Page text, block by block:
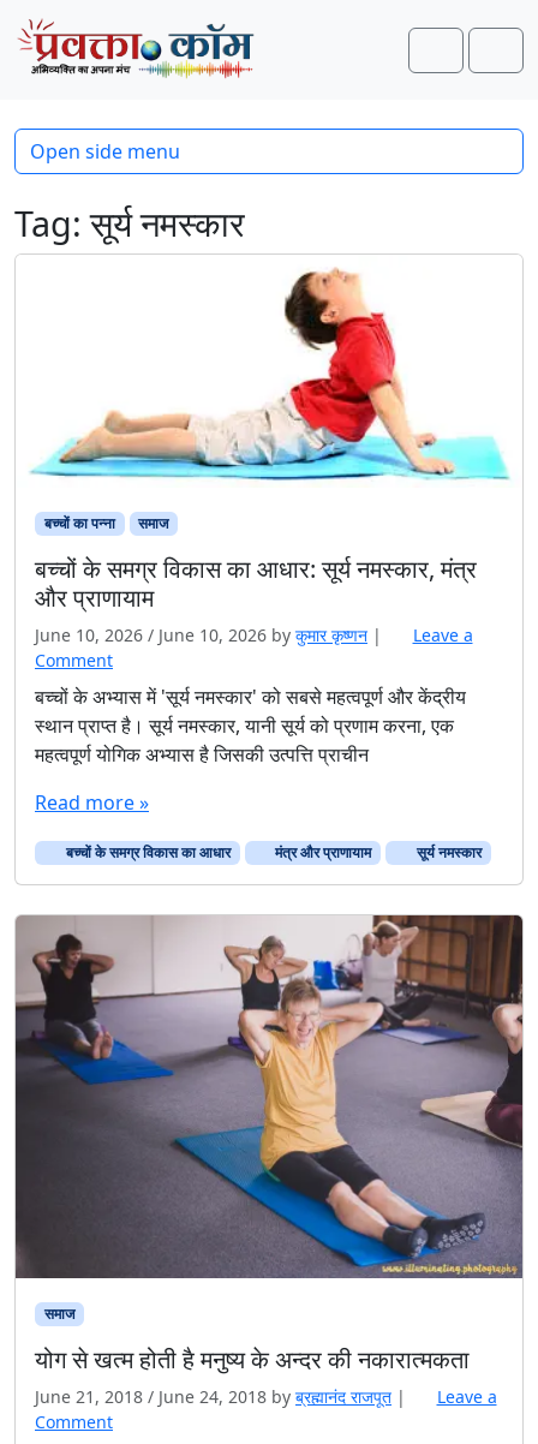
Skip to content
Skip to footer
Search
Tag:सूर्य नमस्कार
बच्चों का पन्ना समाज
बच्चों के समग्र विकास का आधार: सूर्य नमस्कार, मंत्र
और प्राणायाम
June 10, 2026 / June 10, 2026 by कुमार कृष्णन |
Leave a
Comment
बच्चों के अभ्यास में 'सूर्य नमस्कार' को सबसे महत्वपूर्ण और केंद्रीय
स्थान प्राप्त है। सूर्य नमस्कार, यानी सूर्य को प्रणाम करना, एक
महत्वपूर्ण योगिक अभ्यास है जिसकी उत्पत्ति प्राचीन
Read more »
बच्चों के समग्र विकास का आधार मंत्र और प्राणायाम सूर्य नमस्कार
समाज
योग से खत्म होती है मनुष्य के अन्दर की नकारात्मकता
June 21, 2018 / June 24, 2018 by ब्रह्मानंद राजपूत |
Leave a
Comment
Open side menu